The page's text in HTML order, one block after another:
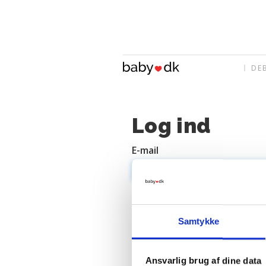
Samtykke
Ansvarlig brug af dine data
Log ind
E-mail